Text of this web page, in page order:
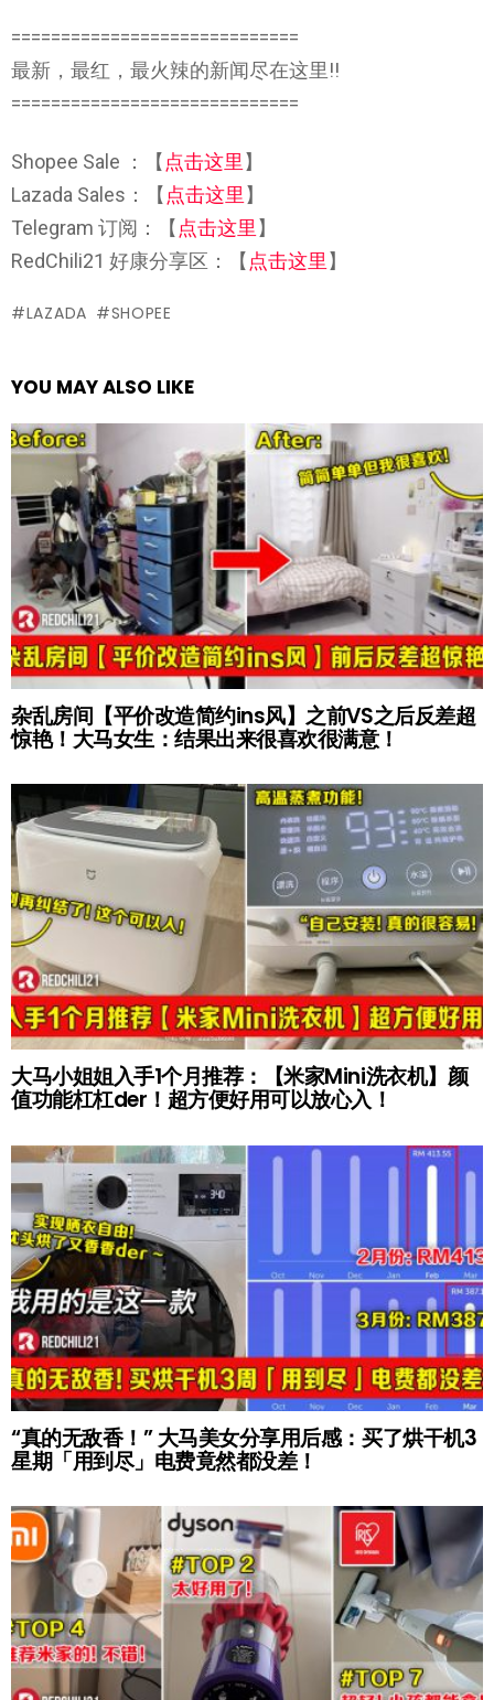
=============================
最新，最红，最火辣的新闻尽在这里!!
=============================
Shopee Sale ：【 点击这里 】
Lazada Sales：【 点击这里 】
Telegram 订阅：【 点击这里 】
RedChili21 好康分享区：【 点击这里 】
LAZADA SHOPEE
YOU MAY ALSO LIKE
杂乱房间【平价改造简约ins风】之前VS之后反差超
惊艳！大马女生：结果出来很喜欢很满意！
大马小姐姐入手1个月推荐：【米家Mini洗衣机】颜
值功能杠杠der！超方便好用可以放心入！
“真的无敌香！” 大马美女分享用后感：买了烘干机3
星期「用到尽」电费竟然都没差！